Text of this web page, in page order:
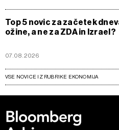
Top 5 novic za začetek
ožine, a ne za ZDA in Izrael?
07.08.2026
VSE NOVICE IZ RUBRIKE EKONOMIJA